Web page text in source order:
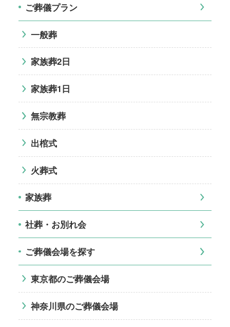
ご葬儀プラン
一般葬
家族葬2日
家族葬1日
無宗教葬
出棺式
火葬式
家族葬
社葬・お別れ会
ご葬儀会場を探す
東京都のご葬儀会場
神奈川県のご葬儀会場